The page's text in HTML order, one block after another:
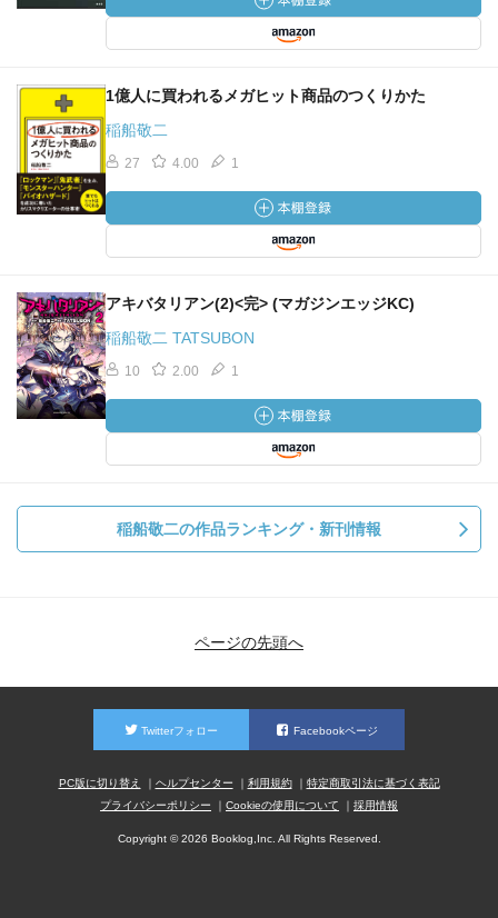
1億人に買われるメガヒット商品のつくりかた
稲船敬二
27 4.00 1
アキバタリアン(2)<完> (マガジンエッジKC)
稲船敬二 TATSUBON
10 2.00 1
稲船敬二の作品ランキング・新刊情報
ページの先頭へ
Twitterフォロー Facebookページ
PC版に切り替え ヘルプセンター 利用規約
特定商取引法に基づく表記
プライバシーポリシー
Cookieの使用について 採用情報
Copyright © 2026 Booklog,Inc. All Rights Reserved.